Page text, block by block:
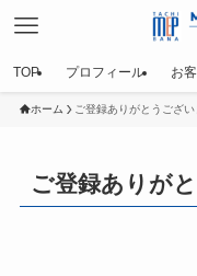
TOP プロフィール お
ホーム ご登録ありがとうござい
ご登録ありが